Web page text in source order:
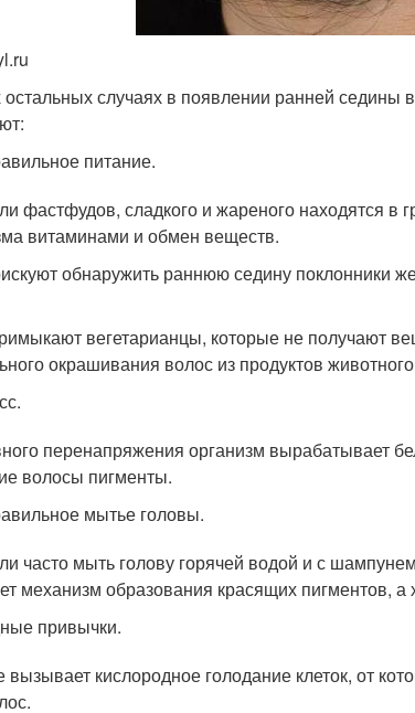
остальных случаях в появлении ранней
питание.
фастфудов, сладкого и жареного находятся в
витаминами и обмен веществ.
обнаружить раннюю седину поклонники
вегетарианцы, которые не получают
окрашивания волос из продуктов
перенапряжения организм вырабатывает
волосы пигменты.
мытье головы.
часто мыть голову горячей водой и с
механизм образования красящих пигментов,
привычки.
вызывает кислородное голодание клеток, от